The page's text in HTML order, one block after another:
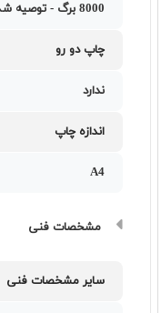
8000 برگ - توصیه شده 100 تا 1000 برگ
چاپ دو رو
ندارد
اندازه چاپ
A4
مشخصات فنی
سایر مشخصات فنی